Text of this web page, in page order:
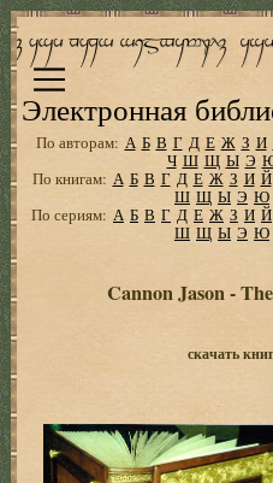
Электронная
По авторам: А Б В Г Д Е Ж З И
Ч Ш Щ Ы Э
По книгам: А Б В Г Д Е Ж З И Й
Ш Щ Ы Э Ю
По сериям: А Б В Г Д Е Ж З И Й
Ш Щ Ы Э Ю
Cannon Jason -
скачать